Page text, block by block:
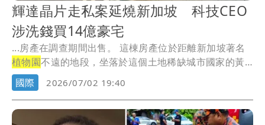
輝達晶片走私案延燒新加坡 科技CEO
涉洗錢買14億豪宅
...房產在調查期間出售。 這棟房產位於距離新加坡著名
植物園不遠的地段，坐落於這個土地稀缺城市國家的黃
金...
國際 2026/07/02 19:40